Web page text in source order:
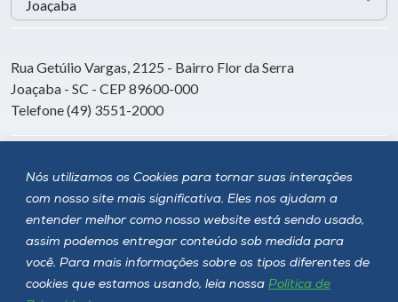
Nós utilizamos os Cookies para tornar suas interações
com nosso site mais significativa. Eles nos ajudam a
entender melhor como nosso website está sendo usado,
assim podemos entregar conteúdo sob medida para
você. Para mais informações sobre os tipos diferentes de
cookies que estamos usando, leia nossa Política de
Rua Getúlio Vargas, 2125 - Bairro Flor da Serra
Joaçaba - SC - CEP 89600-000
Telefone (49) 3551-2000
Siga a Unoesc